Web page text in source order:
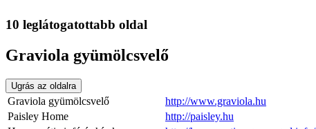
10 leglátogatottabb oldal
Graviola gyümölcsvelő
Ugrás az oldalra
Graviola gyümölcsvelő http://www.graviola.hu
Paisley Home
http://paisley.hu